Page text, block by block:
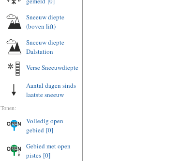
Sneeuw diepte
(boven lift)
Sneeuw diepte
Dalstation
Verse Sneeuwdiepte
Aantal dagen sinds
laatste sneeuw
Tonen:
Volledig open
gebied [0]
Gebied met open
pistes [0]